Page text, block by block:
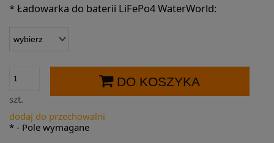
*Ładowarka do baterii LiFePo4 WaterWorld:
szt.
DO KOSZYKA
dodaj do przechowalni
* - Pole wymagane